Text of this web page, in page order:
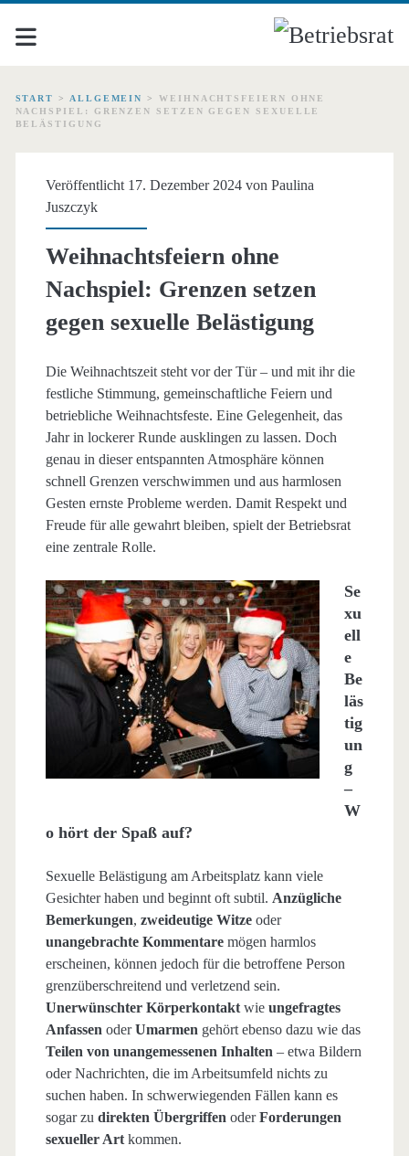
START > ALLGEMEIN > WEIHNACHTSFEIERN OHNE
NACHSPIEL: GRENZEN SETZEN GEGEN SEXUELLE
BELÄSTIGUNG
Veröffentlicht 17. Dezember 2024 von Paulina
Juszczyk
Weihnachtsfeiern ohne
Nachspiel: Grenzen setzen
gegen sexuelle Belästigung
Die Weihnachtszeit steht vor der Tür – und mit ihr die
festliche Stimmung, gemeinschaftliche Feiern und
betriebliche Weihnachtsfeste. Eine Gelegenheit, das
Jahr in lockerer Runde ausklingen zu lassen. Doch
genau in dieser entspannten Atmosphäre können
schnell Grenzen verschwimmen und aus harmlosen
Gesten ernste Probleme werden. Damit Respekt und
Freude für alle gewahrt bleiben, spielt der Betriebsrat
eine zentrale Rolle.
Se
xu
ell
e
Be
läs
tig
un
g
–
W
o hört der Spaß auf?
Sexuelle Belästigung am Arbeitsplatz kann viele
Gesichter haben und beginnt oft subtil. Anzügliche
Bemerkungen, zweideutige Witzeoder
unangebrachte Kommentaremögen harmlos
erscheinen, können jedoch für die betroffene Person
grenzüberschreitend und verletzend sein.
Unerwünschter Körperkontaktwie ungefragtes
Anfassen oderUmarmen gehört ebenso dazu wie das
Teilen von unangemessenen Inhalten – etwa Bildern
oder Nachrichten, die im Arbeitsumfeld nichts zu
suchen haben. In schwerwiegenden Fällen kann es
sogar zu direkten Übergriffen oderForderungen
sexueller Artkommen.